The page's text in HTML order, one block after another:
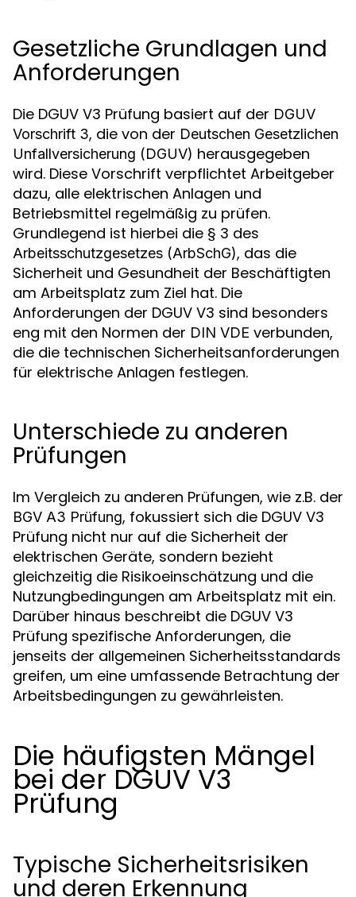
Gesetzliche Grundlagen und
Anforderungen
Die DGUV V3 Prüfung basiert auf der DGUV
Vorschrift 3, die von der Deutschen Gesetzlichen
Unfallversicherung (DGUV) herausgegeben
wird. Diese Vorschrift verpflichtet Arbeitgeber
dazu, alle elektrischen Anlagen und
Betriebsmittel regelmäßig zu prüfen.
Grundlegend ist hierbei die § 3 des
Arbeitsschutzgesetzes (ArbSchG), das die
Sicherheit und Gesundheit der Beschäftigten
am Arbeitsplatz zum Ziel hat. Die
Anforderungen der DGUV V3 sind besonders
eng mit den Normen der DIN VDE verbunden,
die die technischen Sicherheitsanforderungen
für elektrische Anlagen festlegen.
Unterschiede zu anderen
Prüfungen
Im Vergleich zu anderen Prüfungen, wie z.B. der
BGV A3 Prüfung, fokussiert sich die DGUV V3
Prüfung nicht nur auf die Sicherheit der
elektrischen Geräte, sondern bezieht
gleichzeitig die Risikoeinschätzung und die
Nutzungbedingungen am Arbeitsplatz mit ein.
Darüber hinaus beschreibt die DGUV V3
Prüfung spezifische Anforderungen, die
jenseits der allgemeinen Sicherheitsstandards
greifen, um eine umfassende Betrachtung der
Arbeitsbedingungen zu gewährleisten.
Die häufigsten Mängel
bei der DGUV V3
Prüfung
Typische Sicherheitsrisiken
und deren Erkennung